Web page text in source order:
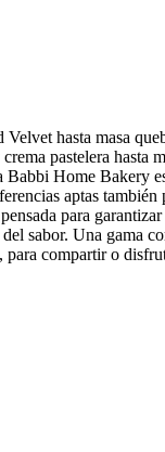
hasta masa
pastelera hasta
Babbi Home Bakery
aptas también
para garantizar
sabor. Una gama
para compartir o